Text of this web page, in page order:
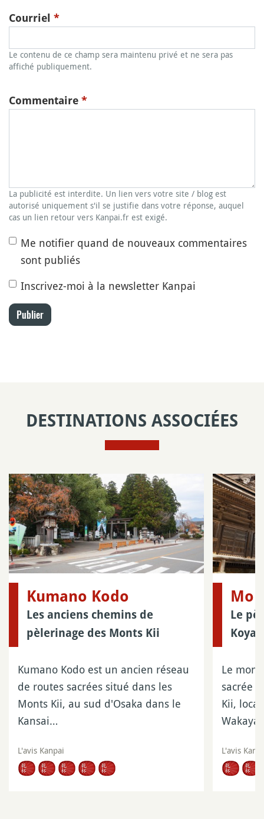
Courriel *
Le contenu de ce champ sera maintenu privé et ne sera pas
affiché publiquement.
Commentaire *
La publicité est interdite. Un lien vers votre site / blog est
autorisé uniquement s'il se justifie dans votre réponse, auquel
cas un lien retour vers Kanpai.fr est exigé.
Me notifier quand de nouveaux commentaires
sont publiés
Inscrivez-moi à la newsletter Kanpai
Publier
DESTINATIONS ASSOCIÉES
Kumano Kodo
Les anciens chemins de
pèlerinage des Monts Kii
Kumano Kodo est un ancien réseau
de routes sacrées situé dans les
Monts Kii, au sud d'Osaka dans le
Kansai…
L'avis Kanpai
Le
Le
sacrée
Kii,
L'avis